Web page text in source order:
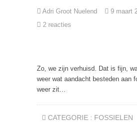
Adri Groot Nuelend
9 maart
2 reacties
Zo, we zijn verhuisd. Dat is fijn,
weer wat aandacht besteden aan
weer zit…
CATEGORIE : FOSSIELEN